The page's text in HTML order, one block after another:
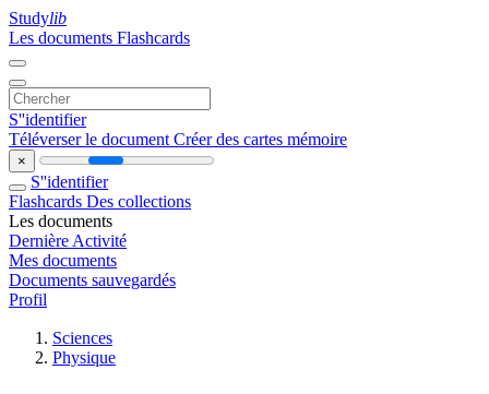
Studylib
Les documents Flashcards
S''identifier
Téléverser le document Créer des cartes mémoire
×
S''identifier
Flashcards Des collections
Les documents
Dernière Activité
Mes documents
Documents sauvegardés
Profil
Sciences
Physique